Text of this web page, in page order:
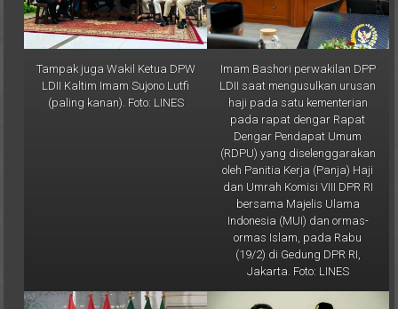
Tampak juga Wakil Ketua DPW
LDII Kaltim Imam Sujono Lutfi
(paling kanan). Foto: LINES
Imam Bashori perwakilan DPP
LDII saat mengusulkan urusan
haji pada satu kementerian
pada rapat dengar Rapat
Dengar Pendapat Umum
(RDPU) yang diselenggarakan
oleh Panitia Kerja (Panja) Haji
dan Umrah Komisi VIII DPR RI
bersama Majelis Ulama
Indonesia (MUI) dan ormas-
ormas Islam, pada Rabu
(19/2) di Gedung DPR RI,
Jakarta. Foto: LINES